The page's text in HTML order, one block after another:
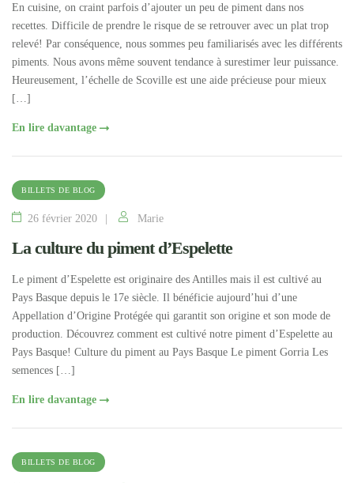
En cuisine, on craint parfois d’ajouter un peu de piment dans nos
recettes. Difficile de prendre le risque de se retrouver avec un plat trop
relevé! Par conséquence, nous sommes peu familiarisés avec les différents
piments. Nous avons même souvent tendance à surestimer leur puissance.
Heureusement, l’échelle de Scoville est une aide précieuse pour mieux
[…]
En lire davantage
BILLETS DE BLOG
26 février 2020 Marie
La culture du piment d’Espelette
Le piment d’Espelette est originaire des Antilles mais il est cultivé au
Pays Basque depuis le 17e siècle. Il bénéficie aujourd’hui d’une
Appellation d’Origine Protégée qui garantit son origine et son mode de
production. Découvrez comment est cultivé notre piment d’Espelette au
Pays Basque! Culture du piment au Pays Basque Le piment Gorria Les
semences […]
En lire davantage
BILLETS DE BLOG